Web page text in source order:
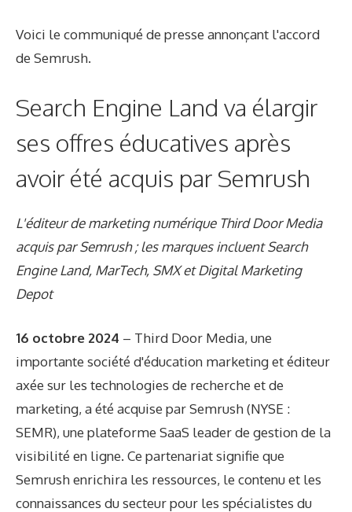
Voici le communiqué de presse annonçant l'accord
de Semrush.
Search Engine Land va élargir
ses offres éducatives après
avoir été acquis par Semrush
L'éditeur de marketing numérique Third Door Media
acquis par Semrush ; les marques incluent Search
Engine Land, MarTech, SMX et Digital Marketing
Depot
16 octobre 2024 – Third Door Media, une
importante société d'éducation marketing et éditeur
axée sur les technologies de recherche et de
marketing, a été acquise par Semrush (NYSE :
SEMR), une plateforme SaaS leader de gestion de la
visibilité en ligne. Ce partenariat signifie que
Semrush enrichira les ressources, le contenu et les
connaissances du secteur pour les spécialistes du